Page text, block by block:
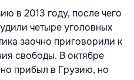
в 2013 году, после чего
четыре уголовных
заочно приговорили к
свободы. В октябре
прибыл в Грузию, но